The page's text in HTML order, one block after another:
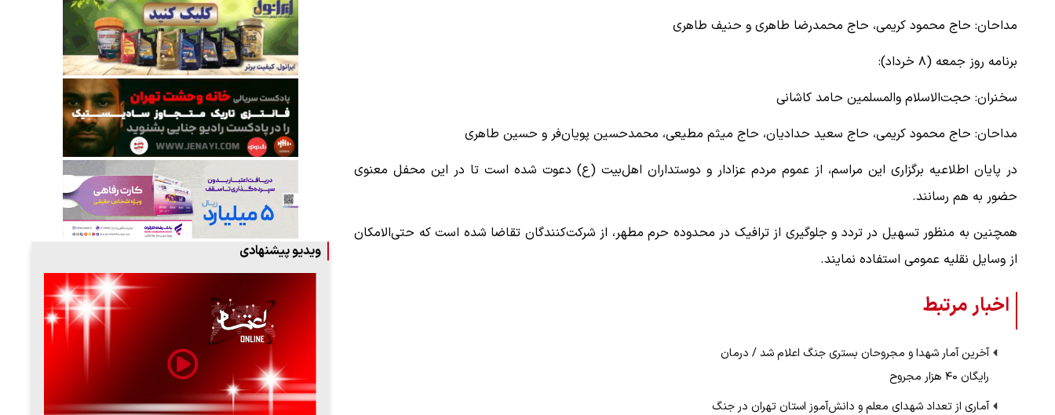
​مداحان: حاج محمود کریمی، حاج محمدرضا طاهری و حنیف طاهری
​برنامه روز جمعه (۸ خرداد):
​سخنران: حجت‌الاسلام والمسلمین حامد کاشانی
​مداحان: حاج محمود کریمی، حاج سعید حدادیان، حاج میثم مطیعی، محمدحسین پویان‌فر و حسین طاهری
در پایان اطلاعیه برگزاری این مراسم، از عموم مردم عزادار و دوستداران اهل‌بیت (ع) دعوت شده است تا در این محفل معنوی
حضور به هم رسانند.
همچنین به منظور تسهیل در تردد و جلوگیری از ترافیک در محدوده حرم مطهر، از شرکت‌کنندگان تقاضا شده است که حتی‌الامکان
از وسایل نقلیه عمومی استفاده نمایند.
اخبار مرتبط
آخرین آمار شهدا و مجروحان بستری جنگ اعلام شد / درمان
رایگان ۴۰ هزار مجروح
آماری از تعداد شهدای معلم و دانش‌آموز استان تهران در جنگ
ویدیو پیشنهادی